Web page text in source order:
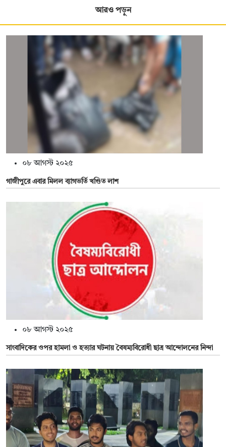
আরও পড়ুন
০৮ আগস্ট ২০২৫
গাজীপুরে এবার মিলল ব্যাগভর্তি খণ্ডিত লাশ
০৮ আগস্ট ২০২৫
সাংবাদিকের ওপর হামলা ও হত্যার ঘটনায় বৈষম্যবিরোধী ছাত্র আন্দোলনের নিন্দা